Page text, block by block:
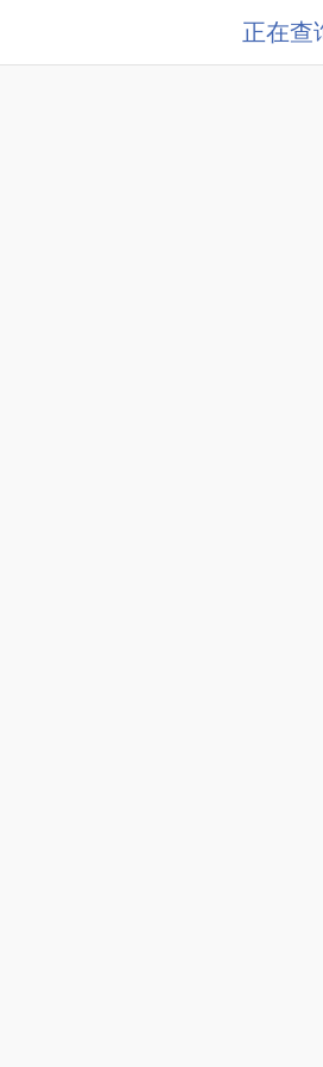
正在查